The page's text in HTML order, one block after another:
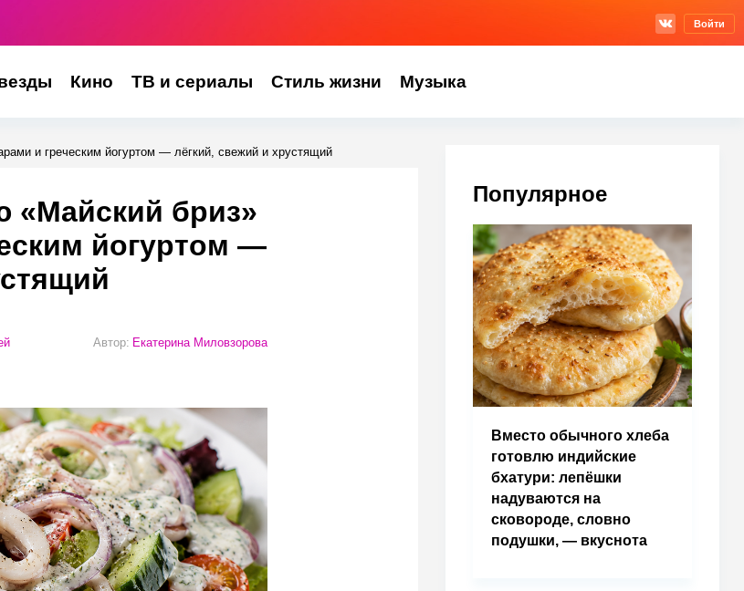
Войти
Кино ТВ и сериалы Стиль жизни Музыка
и греческим йогуртом — лёгкий, свежий и хрустящий
«Майский бриз»
йогуртом —
Автор: Екатерина Миловзорова
Популярное
Вместо обычного хлеба
готовлю индийские
бхатури: лепёшки
надуваются на
сковороде, словно
подушки, — вкуснота